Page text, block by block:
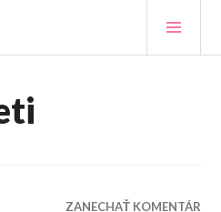
ZANECHAŤ KOMENTÁR